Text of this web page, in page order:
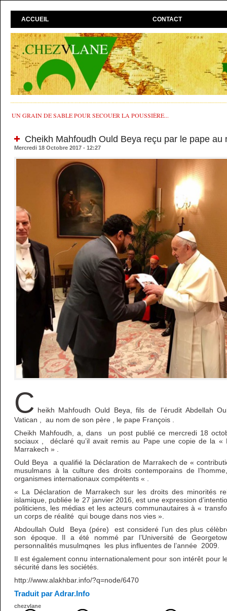
ACCUEIL CONTACT
UN GRAIN DE SABLE POUR SECOUER LA POUSSIÈRE...
Cheikh Mahfoudh Ould Beya reçu par le pape au
Mercredi 18 Octobre 2017 - 12:27
C heikh Mahfoudh Ould Beya, fils de l’érudit Abdellah
Vatican , au nom de son père , le pape François .
Cheikh Mahfoudh, a, dans un post publié ce mercredi 18
sociaux , déclaré qu’il avait remis au Pape une copie de la «
Marrakech » .
Ould Beya a qualifié la Déclaration de Marrakech de «
musulmans à la culture des droits contemporains de
organismes internationaux compétents « .
« La Déclaration de Marrakech sur les droits des minorités
islamique, publiée le 27 janvier 2016, est une expression
politiciens, les médias et les acteurs communautaires à «
un corps de réalité qui bouge dans nos vies ».
Abdoullah Ould Beya (pére) est consideré l’un des plus
son époque. Il a été nommé par l’Université de
personnalités musulmqnes les plus influentes de l’année 2009.
Il est également connu internationalement pour son intérêt pour
sécurité dans les sociétés.
http://www.alakhbar.info/?q=node/6470
Traduit par Adrar.Info
chezvlane